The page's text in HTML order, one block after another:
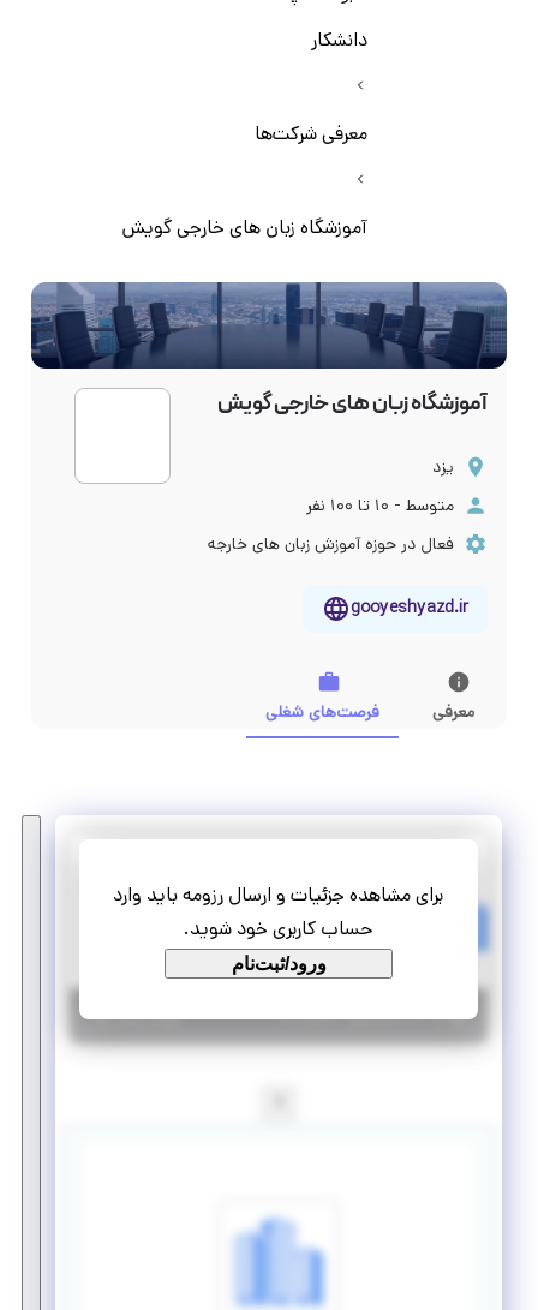
دانشکار
معرفی شرکت‌ها
آموزشگاه زبان های خارجی گویش
آموزشگاه زبان های خارجی گویش
یزد
متوسط - ۱۰ تا ۱۰۰ نفر
فعال در حوزه آموزش زبان های خارجه
gooyeshyazd.ir
معرفی فرصت‌های شغلی
برای مشاهده جزئیات و ارسال رزومه باید وارد
حساب کاربری خود شوید.
ورود/ثبت‌نام
کارآموزی مدرس زبان انگلیسی
پاره وقت کارآموزی منجر ‌به استخدام
یزد |۵ سال پیش | منقضی شده جزئیات بیشتر